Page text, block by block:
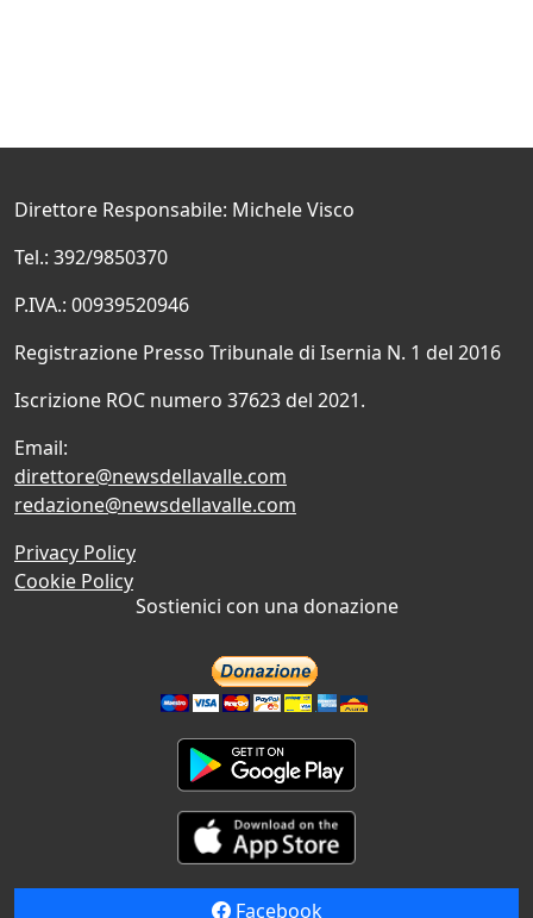
Direttore Responsabile: Michele Visco
Tel.: 392/9850370
P.IVA.: 00939520946
Registrazione Presso Tribunale di Isernia N. 1 del 2016
Iscrizione ROC numero 37623 del 2021.
Email:
direttore@newsdellavalle.com
redazione@newsdellavalle.com
Privacy Policy
Cookie Policy
Sostienici con una donazione
Facebook